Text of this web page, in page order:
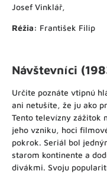
Josef Vinklář,
Réžia: František Filip
Návštevníci
Určite poznáte vtipnú
ani netušíte, že ju ako
Tento televízny zážitok
jeho vzniku, hoci
pokrok. Seriál bol
starom kontinente a
divákmi. Svoju